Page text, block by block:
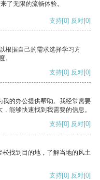
了无限的流畅体验。
支持[0] 反对[0]
根据自己的需求选择学习方
。
支持[0] 反对[0]
的办公提供帮助。我经常需要
能够快速找到我需要的信息。
支持[0] 反对[0]
找到目的地，了解当地的风土
支持[0] 反对[0]